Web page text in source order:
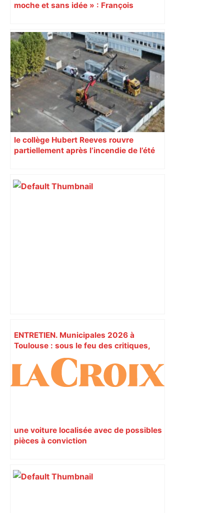
moche et sans idée » : François
Augustins
le collège Hubert Reeves rouvre
partiellement après l’incendie de l’été
ENTRETIEN. Municipales 2026 à
Toulouse : sous le feu des critiques,
Briançon assume son alliance avec
Piquemal, "ce n’est pas un accord de
postes" – ladepeche.fr
une voiture localisée avec de possibles
pièces à conviction